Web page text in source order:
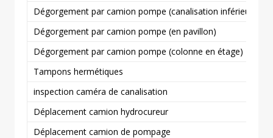
Dégorgement par camion pompe (canalisation inférieure ou
Dégorgement par camion pompe (en pavillon)
Dégorgement par camion pompe (colonne en étage)
Tampons hermétiques
inspection caméra de canalisation
Déplacement camion hydrocureur
Déplacement camion de pompage